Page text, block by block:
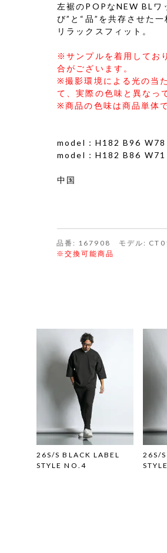
左裾のPOPなNEW BLワ
び”と“品”を共存させた一
リラックスフィット。
※サンプルを着用してお
合がございます。
※撮影環境による光の当
て、実際の色味と異なっ
※商品の色味は商品単体
model：H182 B96 W78
model：H182 B86 W71
中国
品番: 167908 モデル:
※交換可能商品
26S/S BLACK LABEL
STYLE NO.4
26S/